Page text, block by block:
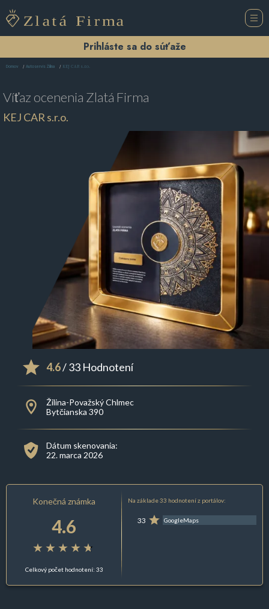
Prihláste sa do súťaže
Domov Autoservis Žilina KEJ CAR s.r.o.
Víťaz ocenenia Zlatá Firma
KEJ CAR s.r.o.
4.6/ 33 Hodnotení
Žilina-Považský Chlmec
Bytčianska 390
Dátum skenovania:
22. marca 2026
Konečná známka
4.6
Celkový počet hodnotení: 33
Na základe 33 hodnotení z portálov:
33 GoogleMaps